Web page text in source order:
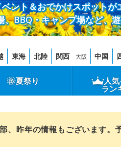
ント＆おでかけスポットが
BBQ・キャンプ場など、
東海 北陸 関西 大阪 中国
夏祭り 人気
ラン
昨年の情報もございます。